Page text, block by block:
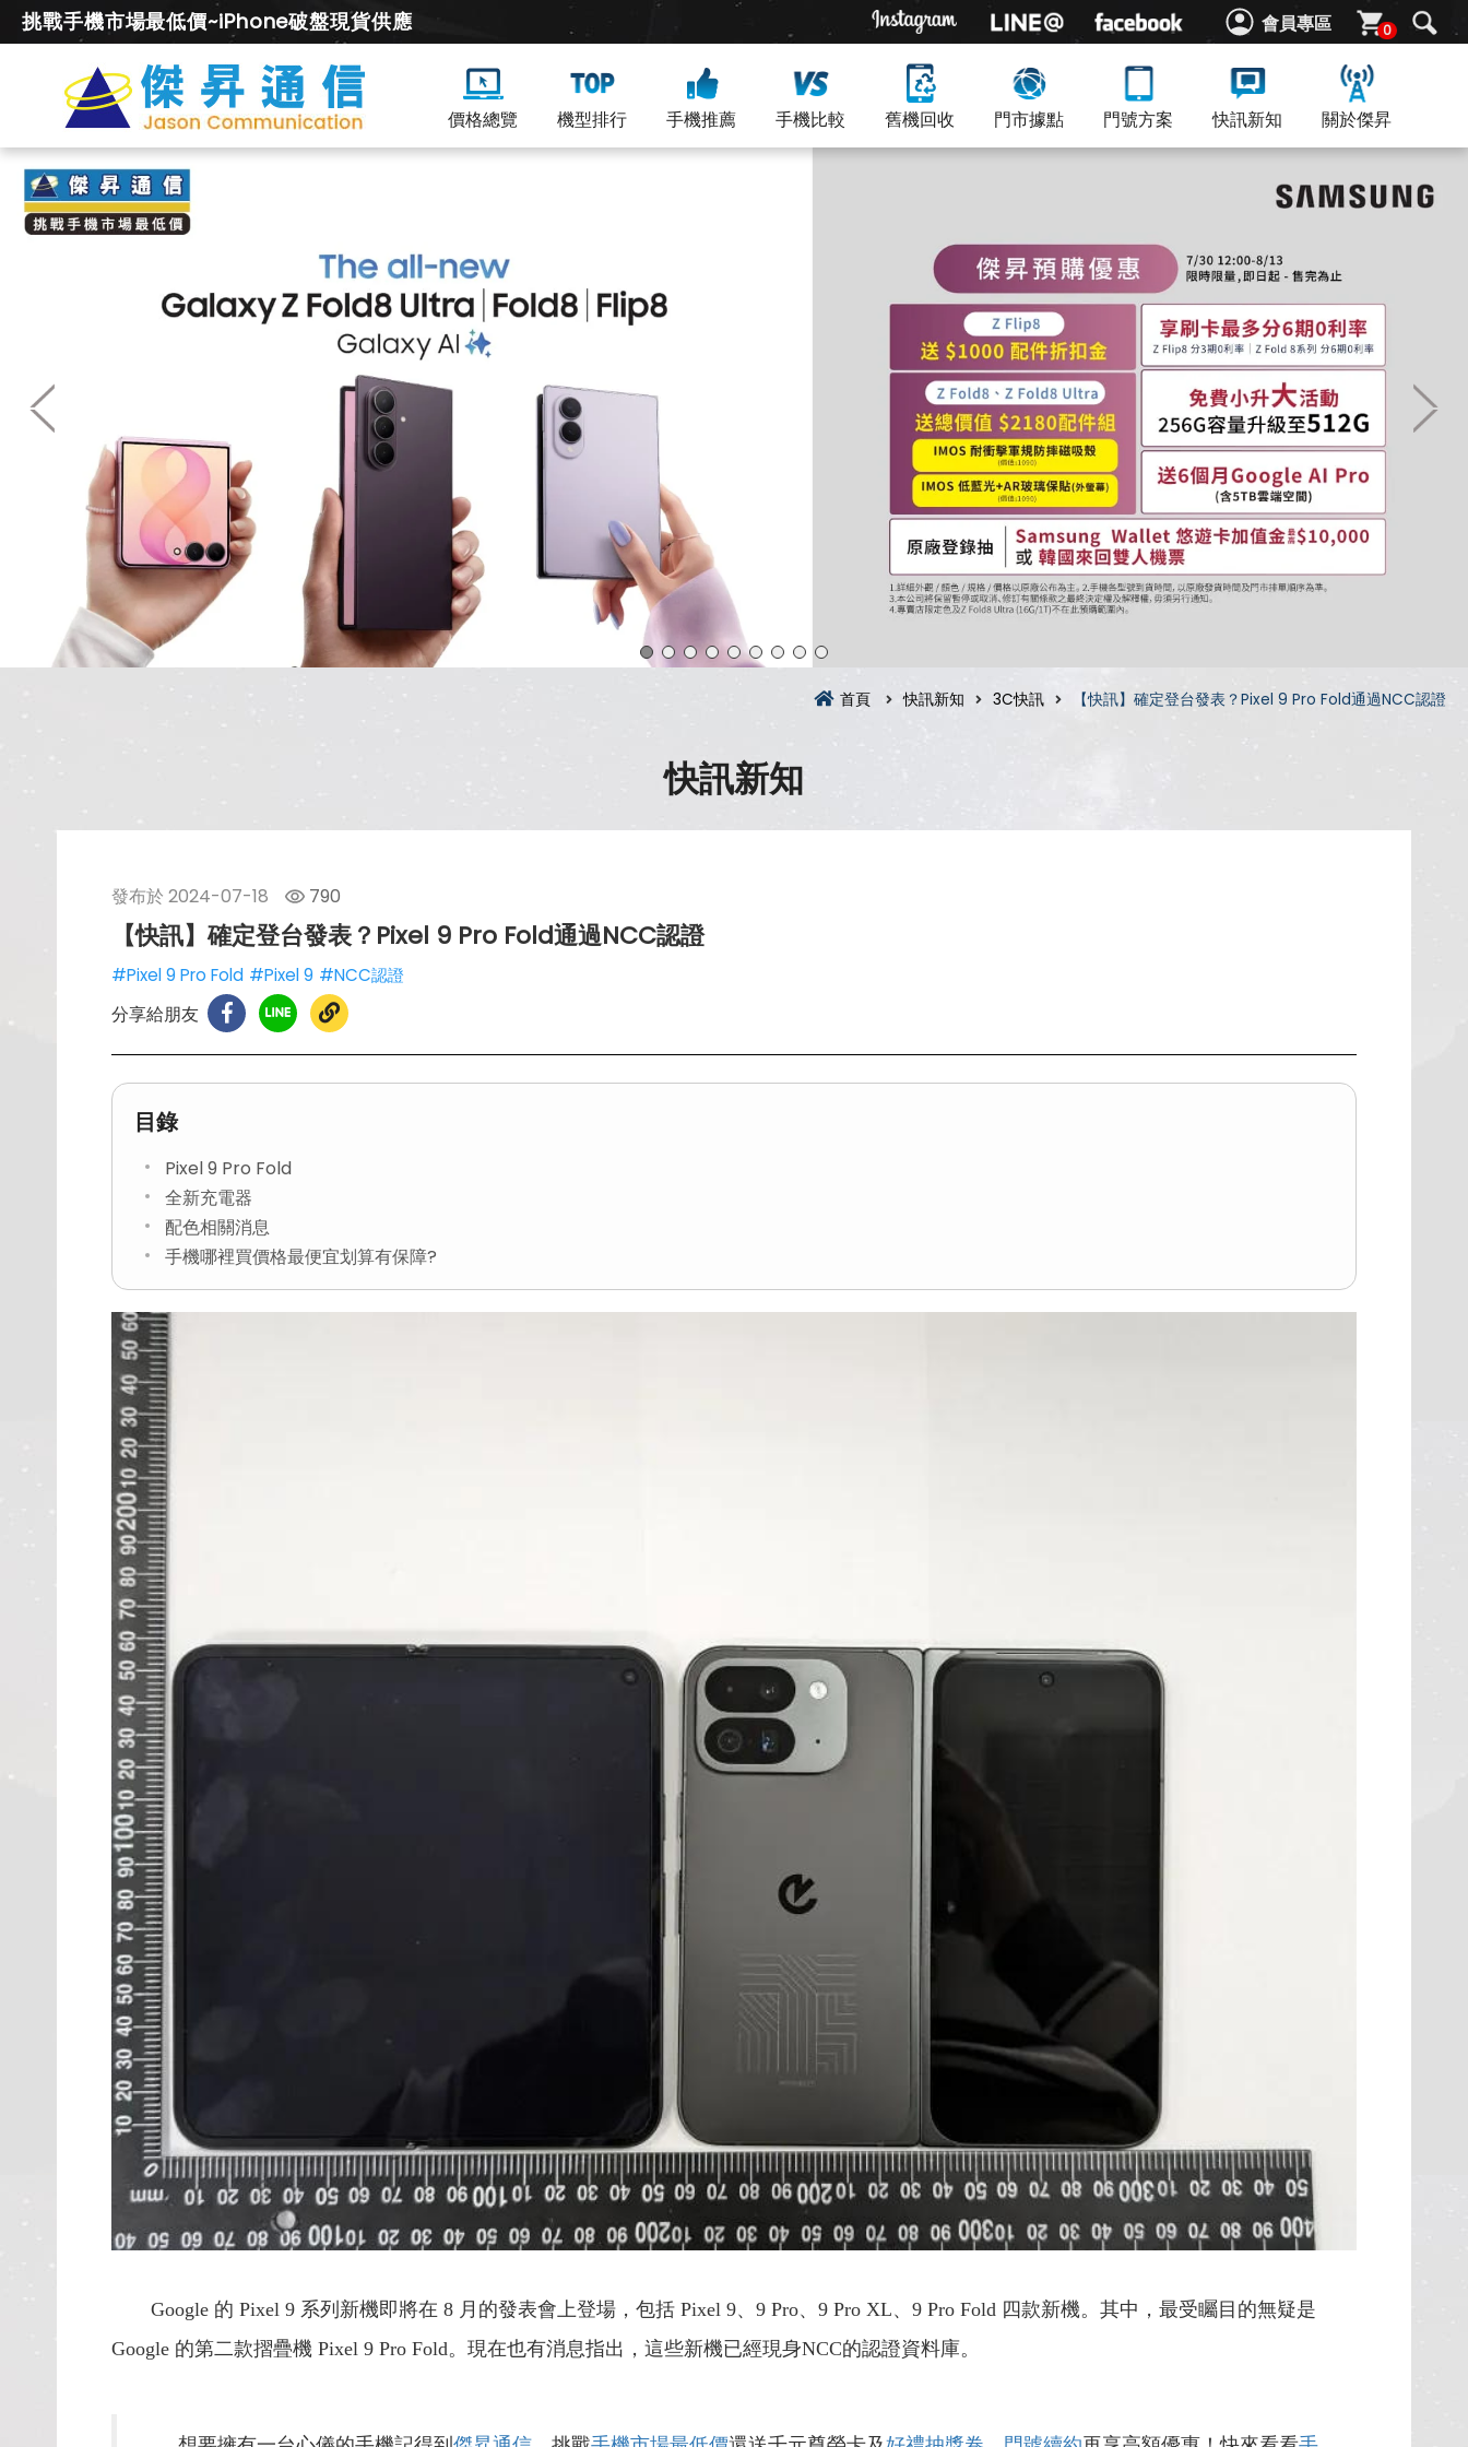
會員專區 0
挑戰手機市場最低價~iPhone破盤現貨供應
價格總覽 機型排行 手機推薦 手機比較 舊機回收 門市據點 門號方案 快訊新知 關於傑昇
首頁 快訊新知 3C快訊 【快訊】確定登台發表？Pixel 9 Pro Fold通過NCC認證
快訊新知
發布於 2024-07-18 790
【快訊】確定登台發表？Pixel 9 Pro Fold通過NCC認證
#Pixel 9 Pro Fold #Pixel 9 #NCC認證
分享給朋友
目錄
Pixel 9 Pro Fold
全新充電器
配色相關消息
手機哪裡買價格最便宜划算有保障?
Google 的 Pixel 9 系列新機即將在 8 月的發表會上登場，包括 Pixel 9、9 Pro、9 Pro XL、9 Pro Fold 四款新機。其中，最受矚目的無疑是
Google 的第二款摺疊機 Pixel 9 Pro Fold。現在也有消息指出，這些新機已經現身NCC的認證資料庫。